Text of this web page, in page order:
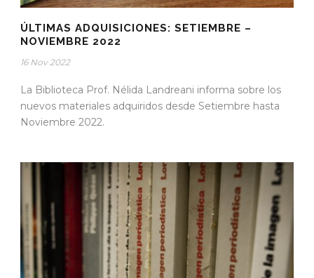
ÚLTIMAS ADQUISICIONES: SETIEMBRE –
NOVIEMBRE 2022
16 Nov 2022
La Biblioteca Prof. Nélida Landreani informa sobre los
nuevos materiales adquiridos desde Setiembre hasta
Noviembre 2022.